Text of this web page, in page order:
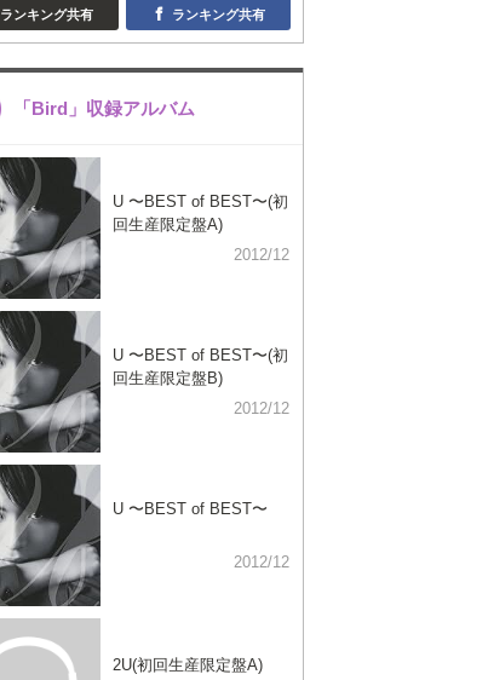
ランキング共有 ランキング共有
「Bird」収録アルバム
U 〜BEST of BEST〜(初
回生産限定盤A)
2012/12
U 〜BEST of BEST〜(初
回生産限定盤B)
2012/12
U 〜BEST of BEST〜
2012/12
2U(初回生産限定盤A)